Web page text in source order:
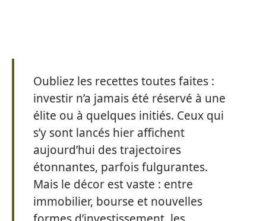
Oubliez les recettes toutes faites :
investir n’a jamais été réservé à une
élite ou à quelques initiés. Ceux qui
s’y sont lancés hier affichent
aujourd’hui des trajectoires
étonnantes, parfois fulgurantes.
Mais le décor est vaste : entre
immobilier, bourse et nouvelles